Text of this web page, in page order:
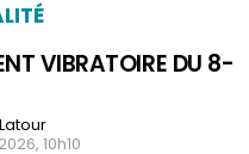
VIBRATOIRE DU 8-
10h10